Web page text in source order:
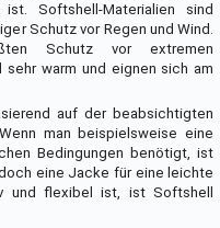
Softshell-Materialien sind
Schutz vor Regen und Wind.
Schutz vor extremen
sehr warm und eignen sich am
auf der beabsichtigten
man beispielsweise eine
Bedingungen benötigt, ist
eine Jacke für eine leichte
und flexibel ist, ist Softshell